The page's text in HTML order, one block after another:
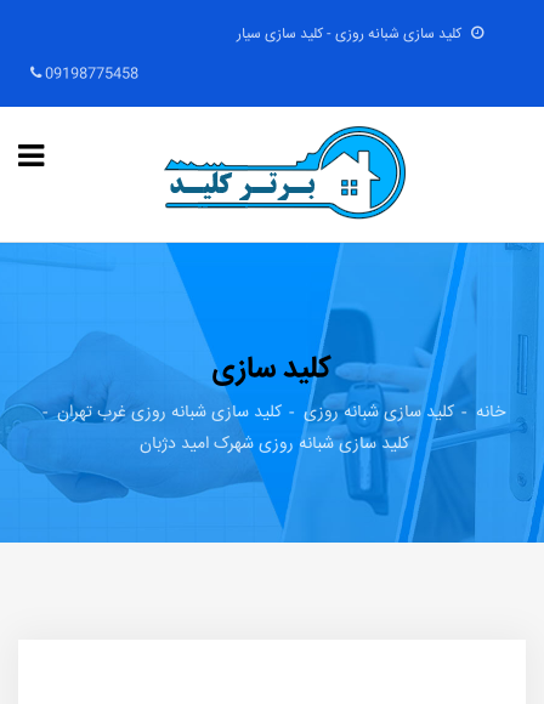
کلید سازی شبانه روزی - کلید سازی سیار
09198775458
کلید سازی
خانه کلید سازی شبانه روزی
کلید سازی شبانه روزی غرب تهران
کلید سازی شبانه روزی شهرک امید دژبان